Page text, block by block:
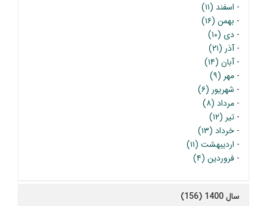
- اسفند (۱۱)
- بهمن (۱۶)
- دی (۱۰)
-آذر (۲۱)
-آبان (۱۴)
- مهر (۹)
- شهریور (۶)
- مرداد (۸)
- تیر (۱۲)
- خرداد (۱۳)
- اردیبهشت (۱۱)
- فروردین (۴)
سال 1400 (156)